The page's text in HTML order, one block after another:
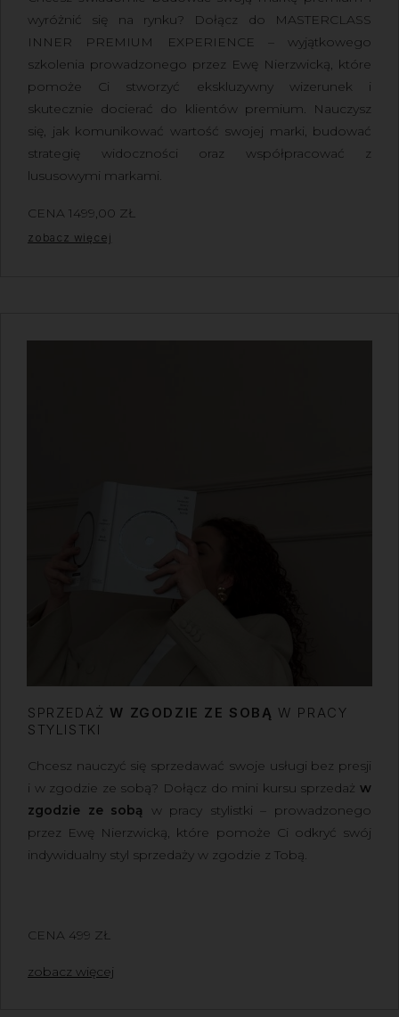
wyróżnić się na rynku? Dołącz do
MASTERCLASS
INNER PREMIUM EXPERIENCE – wyjątkowego
szkolenia prowadzonego przez Ewę Nierzwicką, które
pomoże Ci stworzyć ekskluzywny wizerunek i
skutecznie docierać do klientów premium. Nauczysz
się, jak komunikować wartość swojej marki, budować
strategię widoczności oraz współpracować z
lususowymi markami.
CENA 1499,00 ZŁ
zobacz więcej
SPRZEDAŻ W ZGODZIE ZE SOBĄ W PRACY
STYLISTKI
Chcesz nauczyć się sprzedawać swoje usługi bez presji
i w zgodzie ze sobą? Dołącz do mini kursu sprzedaż w
zgodzie ze sobą w pracy stylistki – prowadzonego
przez Ewę Nierzwicką, które pomoże Ci odkryć swój
indywidualny styl sprzedaży w zgodzie z Tobą.
CENA 499 ZŁ
zobacz więcej